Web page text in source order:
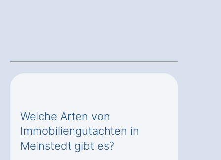
Welche Arten von
Immobiliengutachten in
Meinstedt gibt es?